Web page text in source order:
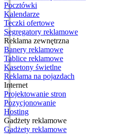
Pocztówki
Kalendarze
Teczki ofertowe
Segregatory reklamowe
Reklama zewnętrzna
Banery reklamowe
Tablice reklamowe
Kasetony świetlne
Reklama na pojazdach
Internet
Projektowanie stron
Pozycjonowanie
Hosting
Gadżety reklamowe
Gadżety reklamowe